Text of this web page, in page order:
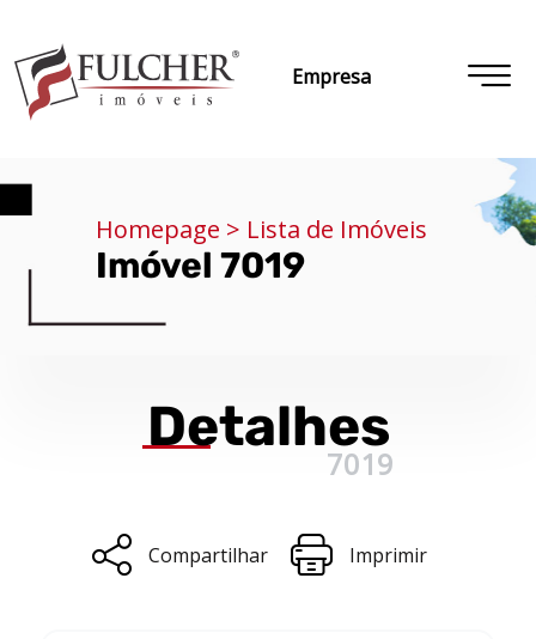
Empresa
Homepage > Lista de Imóveis
Imóvel 7019
Detalhes
7019
Compartilhar Imprimir